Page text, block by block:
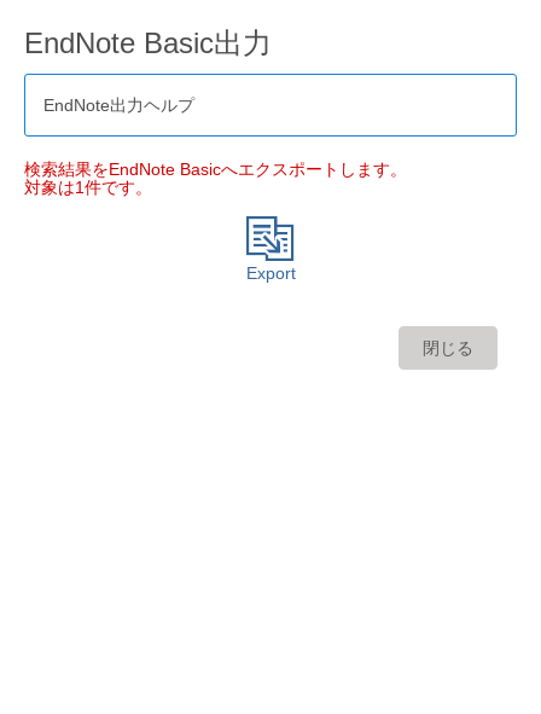
EndNote Basic出力
EndNote出力ヘルプ
検索結果をEndNote Basicへエクスポートします。
対象は1件です。
Export